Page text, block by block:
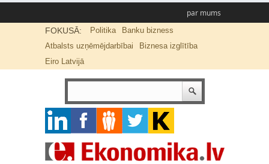
par mums
FOKUSĀ: Politika
Banku bizness
Atbalsts uzņēmējdarbībai
Biznesa izglītība
Eiro Latvijā